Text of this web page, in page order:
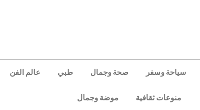
سياحة وسفر صحة وجمال طبي عالم الفن
منوعات ثقافية موضة وجمال